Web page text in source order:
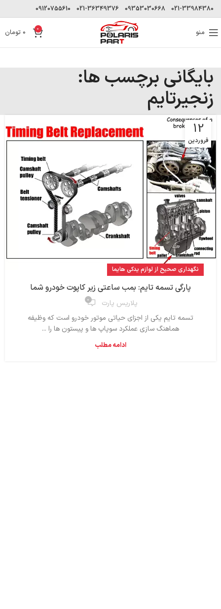
021-33984380
09353030668
021-36349376
09120755610
منو 0
0 تومان
بایگانی برچسب ها:
زنجیرتایم
12
فروردین
نگهداری صحیح از لوازم یدکی هایما
پارگی تسمه تایم: بمب ساعتی زیر کاپوت خودرو شما
پلاریس پارت ۰
تسمه تایم یکی از اجزای حیاتی موتور خودرو است که وظیفه
هماهنگ‌ سازی عملکرد سوپاپ‌ ها و پیستون‌ ها را ...
ادامه مطلب